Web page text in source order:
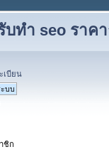
บทำ seo ราค
เบียน
ชิก